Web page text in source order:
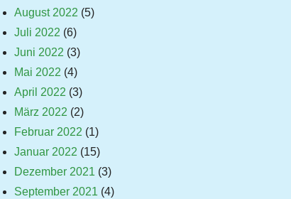
August 2022 (5)
Juli 2022 (6)
Juni 2022 (3)
Mai 2022 (4)
April 2022 (3)
März 2022 (2)
Februar 2022 (1)
Januar 2022 (15)
Dezember 2021 (3)
September 2021 (4)